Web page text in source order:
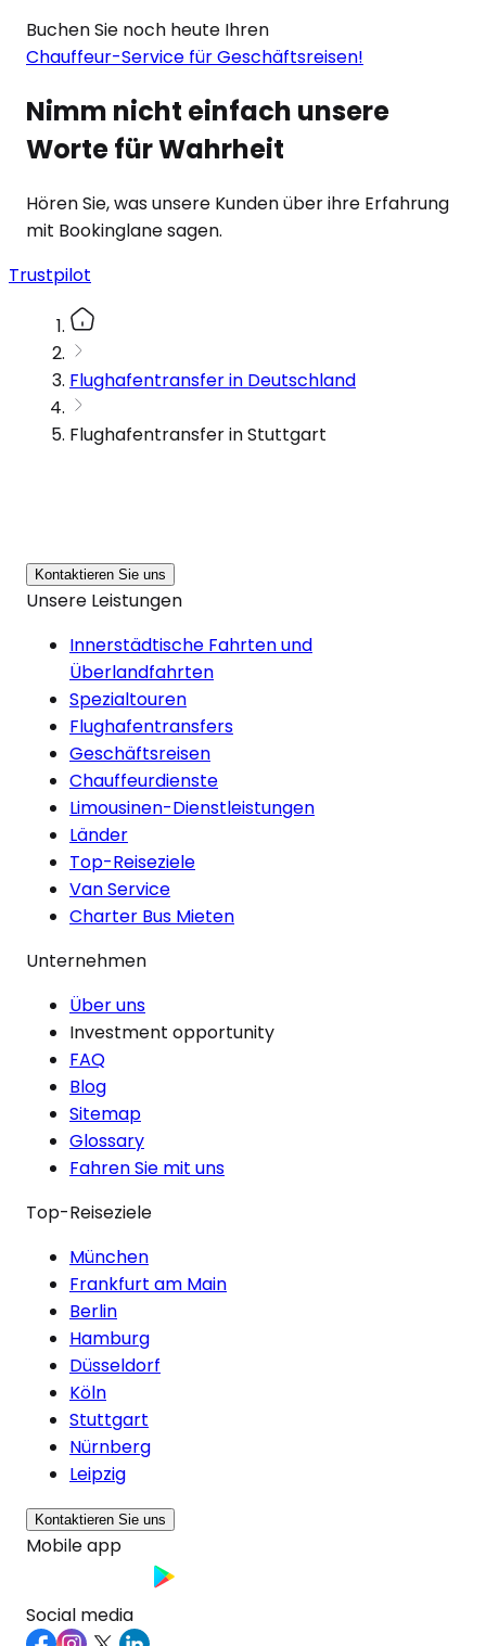
Buchen Sie noch heute Ihren
Chauffeur-Service für Geschäftsreisen!
Nimm nicht einfach unsere
Worte für Wahrheit
Hören Sie, was unsere Kunden über ihre Erfahrung
mit Bookinglane sagen.
Trustpilot
Flughafentransfer in Deutschland
Flughafentransfer in Stuttgart
Kontaktieren Sie uns
Unsere Leistungen
Innerstädtische Fahrten und
Überlandfahrten
Spezialtouren
Flughafentransfers
Geschäftsreisen
Chauffeurdienste
Limousinen-Dienstleistungen
Länder
Top-Reiseziele
Van Service
Charter Bus Mieten
Unternehmen
Über uns
Investment opportunity
FAQ
Blog
Sitemap
Glossary
Fahren Sie mit uns
Top-Reiseziele
München
Frankfurt am Main
Berlin
Hamburg
Düsseldorf
Köln
Stuttgart
Nürnberg
Leipzig
Kontaktieren Sie uns
Mobile app
Social media